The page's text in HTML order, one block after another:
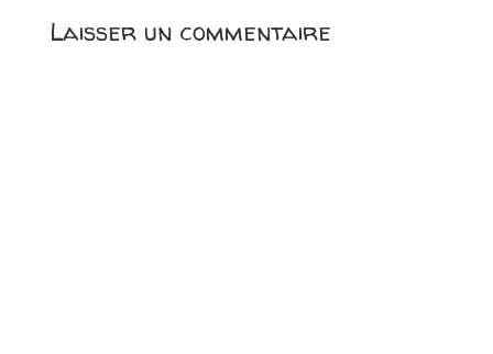
Laisser un commentaire